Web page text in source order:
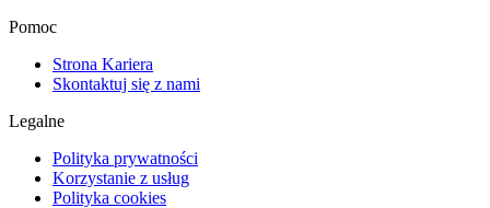
Pomoc
Strona Kariera
Skontaktuj się z nami
Legalne
Polityka prywatności
Korzystanie z usług
Polityka cookies